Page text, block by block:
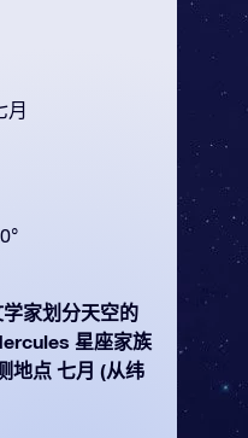
月
家划分天空的
星座家族
地点 七月 (从纬